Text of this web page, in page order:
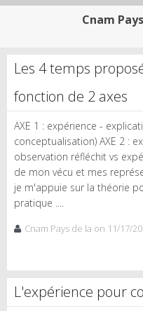
Cnam
Les 4 temps
fonction de 2 axes
AXE 1 : expérience -
conceptualisation) AXE 2 :
observation réfléchit vs
de mon vécu et mes
je m'appuie sur la théorie
pratique ....
Cnam Pays de la on 11/17/
L'expérience pour